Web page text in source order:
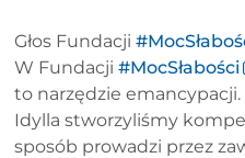
Głos Fundacji
W Fundacji#MocSłabości
to narzędzie
Idylla stworzyliśmy
sposób prowadzi przez